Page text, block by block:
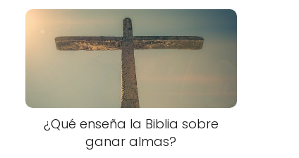
¿Qué enseña la Biblia sobre
ganar almas?